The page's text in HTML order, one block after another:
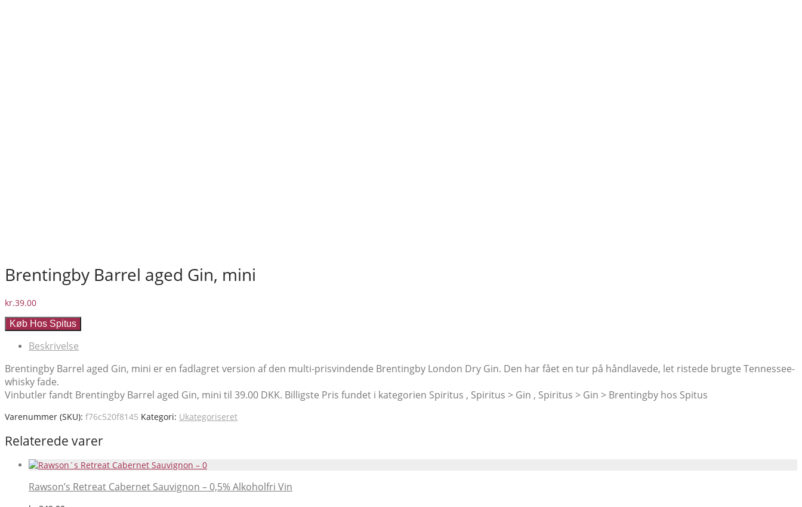
Brentingby Barrel aged Gin, mini
kr.39.00
Køb Hos Spitus
Beskrivelse
Brentingby Barrel aged Gin, mini er en fadlagret version af den multi-prisvindende Brentingby London Dry Gin. Den har fået en tur på håndlavede, let ristede brugte Tennessee-
whisky fade.
Vinbutler fandt Brentingby Barrel aged Gin, mini til 39.00 DKK. Billigste Pris fundet i kategorien Spiritus , Spiritus > Gin , Spiritus > Gin > Brentingby hos Spitus
Varenummer (SKU): f76c520f8145 Kategori: Ukategoriseret
Relaterede varer
Rawson’s Retreat Cabernet Sauvignon – 0,5% Alkoholfri Vin